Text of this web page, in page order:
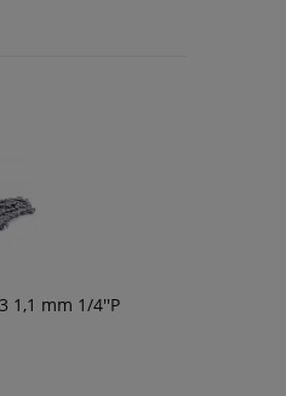
1,1 mm 1/4''P